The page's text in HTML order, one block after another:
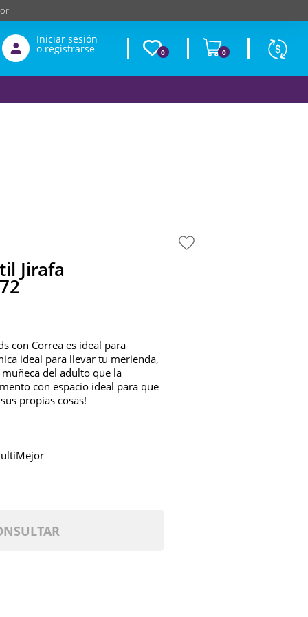
Iniciar sesión
o registrarse 0 0
Moneda
Según
$
Jirafa
con Correa es ideal para
ideal para llevar tu merienda,
del adulto que la
con espacio ideal para que
propias cosas!